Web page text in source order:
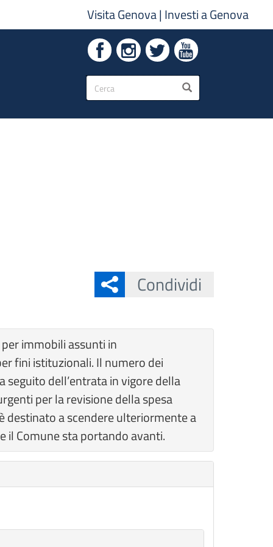
Visita Genova| Investi a Genova
Form
di
ricerca
CERCA
Condividi
immobili assunti in
fini istituzionali. Il numero dei
dell’entrata in vigore della
per la revisione della spesa
destinato a scendere ulteriormente a
il Comune sta portando avanti.